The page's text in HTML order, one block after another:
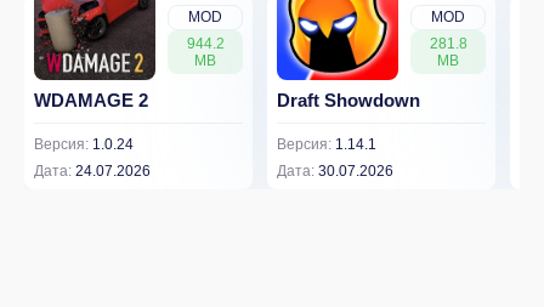
MOD
944.2
MB
WDAMAGE 2
Версия: 1.0.24
Дата: 24.07.2026
MOD
281.8
MB
Draft Showdown
Версия: 1.14.1
Дата: 30.07.2026